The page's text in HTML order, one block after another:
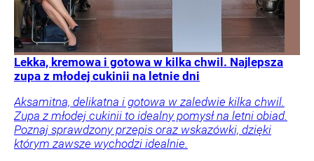
Lekka, kremowa i gotowa w kilka chwil. Najlepsza
zupa z młodej cukinii na letnie dni
Aksamitna, delikatna i gotowa w zaledwie kilka chwil.
Zupa z młodej cukinii to idealny pomysł na letni obiad.
Poznaj sprawdzony przepis oraz wskazówki, dzięki
którym zawsze wychodzi idealnie.